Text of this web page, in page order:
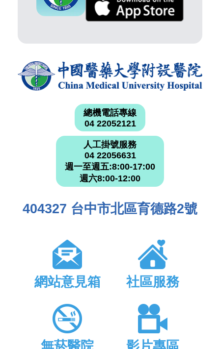
總機電話專線
04 22052121
人工掛號服務
04 22056631
週一至週五:8:00-17:00
週六8:00-12:00
404327 台中市北區育德路2號
網站意見箱 社區服務